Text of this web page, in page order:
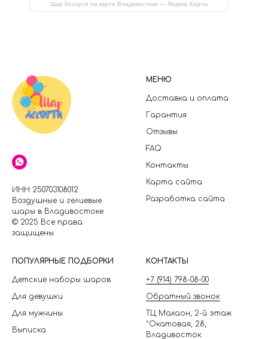
Шар Ассорти на карте Владивостока — Яндекс Карты
ИНН 250703108012
Воздушные и гелиевые
шары в Владивостоке
© 2025 Все права
защищены
МЕНЮ
Доставка и оплата
Гарантия
Отзывы
FAQ
Контакты
Карта сайта
Разработка сайта
ПОПУЛЯРНЫЕ ПОДБОРКИ
Детские наборы шаров
Для девушки
Для мужчины
Выписка
КОНТАКТЫ
+7 (914) 798-08-00
Обратный звонок
ТЦ Махаон, 2-й этаж
*Окатовая, 28,
Владивосток